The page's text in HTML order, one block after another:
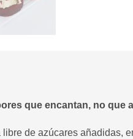
que encantan, no que
libre de azúcares añadidas,